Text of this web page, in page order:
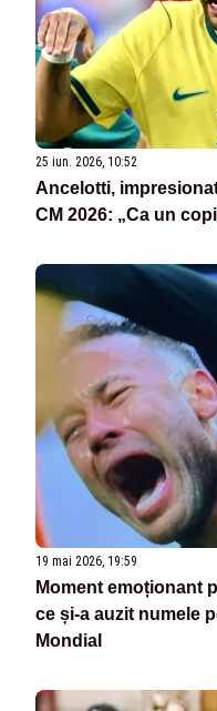
25 iun. 2026, 10:52
Ancelotti,
CM 2026: „Ca un
19 mai 2026, 19:59
Moment emoționant
ce și-a auzit numele
Mondial